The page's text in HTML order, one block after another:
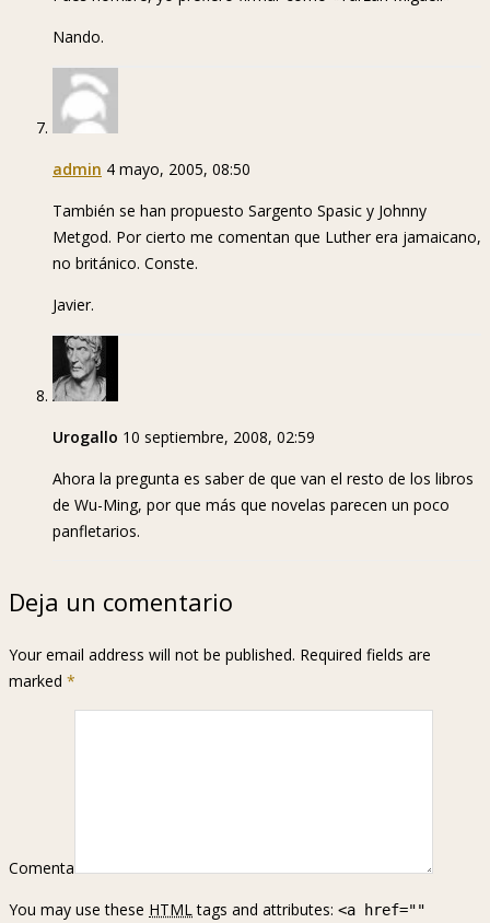
Nando.
admin 4 mayo, 2005, 08:50
También se han propuesto Sargento Spasic y Johnny
Metgod. Por cierto me comentan que Luther era jamaicano,
no británico. Conste.
Javier.
Urogallo 10 septiembre, 2008, 02:59
Ahora la pregunta es saber de que van el resto de los libros
de Wu-Ming, por que más que novelas parecen un poco
panfletarios.
Deja un comentario
Your email address will not be published. Required fields are
marked *
Comenta
You may use these HTMLtags and attributes: <a href=""